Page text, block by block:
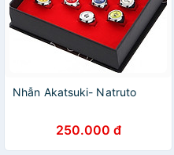
Nhẫn Akatsuki- Natruto
250.000 đ